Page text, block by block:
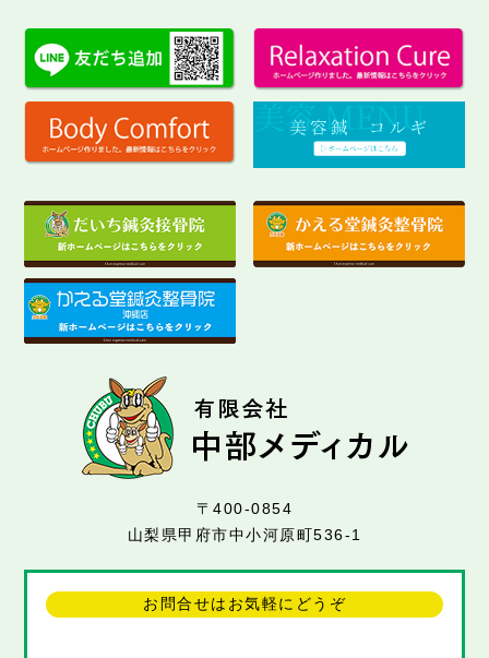
〒400-0854
山梨県甲府市中小河原町536-1
お問合せはお気軽にどうぞ